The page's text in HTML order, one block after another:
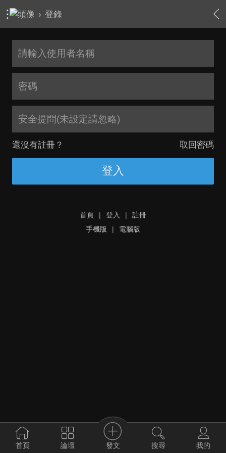
› 登錄
安全提問(未設定請忽略)
還沒有註冊？ 取回密碼
登入
首頁 | 登入 |
註冊
手機版
| 電腦版
首頁 論壇 發文 搜尋 我的